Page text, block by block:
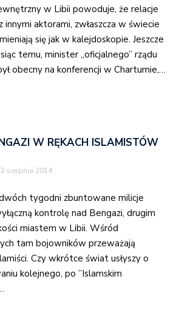
w Libii powoduje, że relacje
innymi aktorami, zwłaszcza w świecie
się jak w kalejdoskopie. Jeszcze
temu, minister „oficjalnego” rządu
obecny na konferencji w Chartumie,…
W RĘKACH ISLAMISTÓW
sierpnia 2014
tygodni zbuntowane milicje
kontrolę nad Bengazi, drugim
miastem w Libii. Wśród
tam bojowników przeważają
Czy wkrótce świat usłyszy o
kolejnego, po ”Islamskim